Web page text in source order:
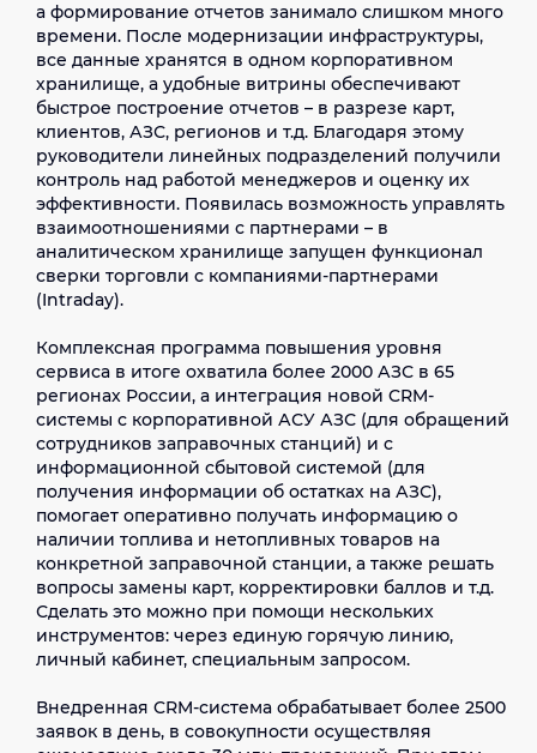
Благодаря интуитивно-понятному интерфейсу
оператор горячей линии может в одном окне
собирать все атрибуты клиента, а полноценная
интеграция с call-центром создает возможность
многоуровневой аутентификации. При этом один
и тот же оператор может работать как с В2В-, так и
с В2С-клиентами без необходимости
переключения на других сотрудников.
Для обеспечения отказо- и
катастрофоустойчивости информационного
комплекса разработано инфраструктурное
решение на базе двух ЦОД с использованием
виртуализации, в том числе для систем хранения
данных. На случай потери основной площадки
предусмотрен механизм автоматизированного
переключения на резервную. При единичном
отказе оборудования или прикладной системы
время восстановления не превышает 5 минут, в
случае же серьезной аварии время
восстановления займет не более часа.
Кроме того, специалисты «Инфосистемы Джет»
провели аудит внедренного комплекса и новых
бизнес-процессов на соответствие требованиям
стандарта PCI DSS. Полученный сертификат дает
право компании «ЛИКАРД» производить
Поддержку комплекса в режиме 24х7х365
а формирование отчетов занимало слишком много
времени. После модернизации инфраструктуры,
все данные хранятся в одном корпоративном
хранилище, а удобные витрины обеспечивают
быстрое построение отчетов – в разрезе карт,
клиентов, АЗС, регионов и т.д. Благодаря этому
руководители линейных подразделений получили
контроль над работой менеджеров и оценку их
эффективности. Появилась возможность управлять
взаимоотношениями с партнерами – в
аналитическом хранилище запущен функционал
сверки торговли с компаниями-партнерами
(Intraday).
Комплексная программа повышения уровня
сервиса в итоге охватила более 2000 АЗС в 65
регионах России, а интеграция новой CRM-
системы с корпоративной АСУ АЗС (для обращений
сотрудников заправочных станций) и с
информационной сбытовой системой (для
получения информации об остатках на АЗС),
помогает оперативно получать информацию о
наличии топлива и нетопливных товаров на
конкретной заправочной станции, а также решать
вопросы замены карт, корректировки баллов и т.д.
Сделать это можно при помощи нескольких
инструментов: через единую горячую линию,
личный кабинет, специальным запросом.
Внедренная CRM-система обрабатывает более 2500
заявок в день, в совокупности осуществляя